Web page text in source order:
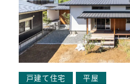
戸建て住宅 平屋